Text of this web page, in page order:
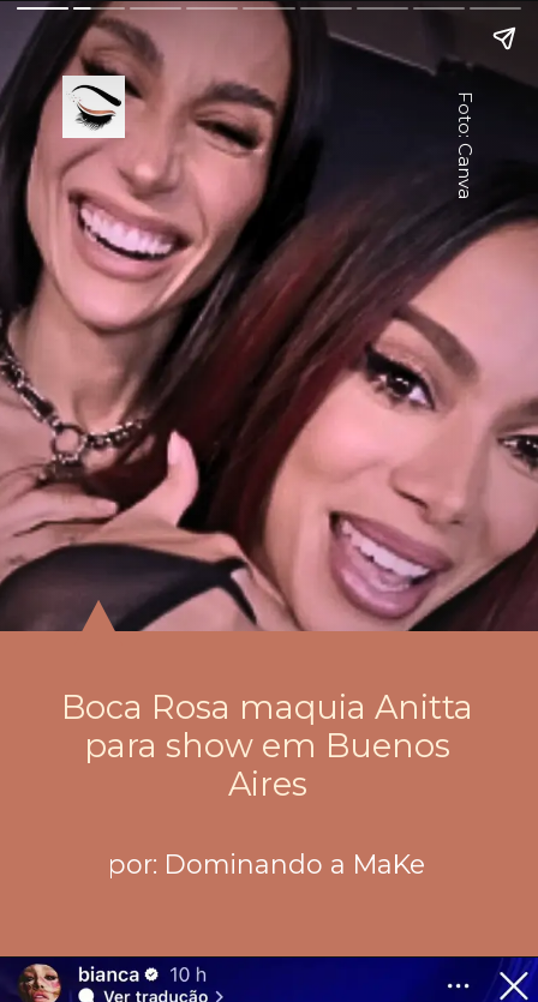
Boca Rosa maquia Anitta
para show em Buenos
Aires
por: Dominando a MaKe
Foto: Canva